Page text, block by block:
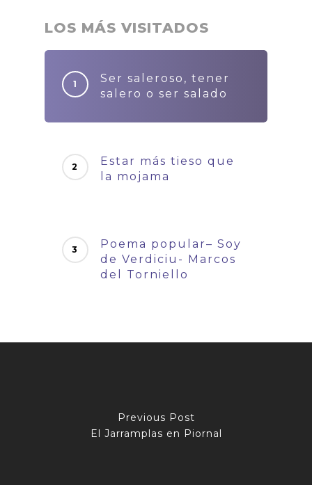
LOS MÁS VISITADOS
Ser saleroso, tener
salero o ser salado
Estar más tieso que
la mojama
Poema popular– Soy
de Verdiciu- Marcos
del Torniello
Previous Post
El Jarramplas en Piornal